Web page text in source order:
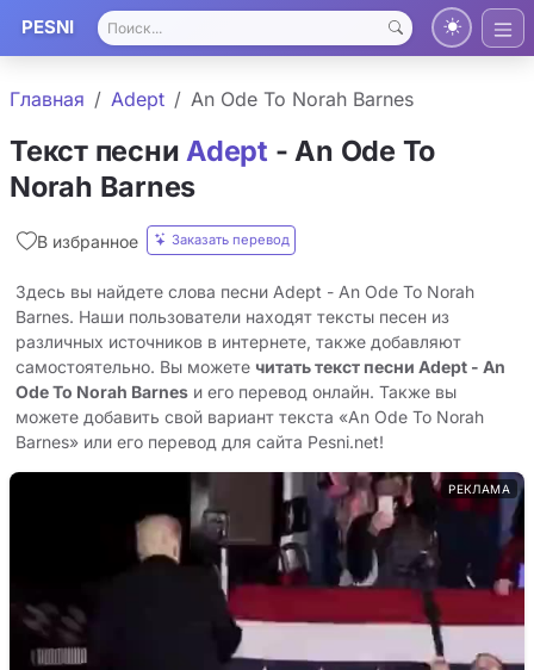
PESNI
Главная Adept An Ode To Norah Barnes
Текст песни Adept - An Ode To
Norah Barnes
В избранное Заказать перевод
Здесь вы найдете слова песни Adept - An Ode To Norah
Barnes. Наши пользователи находят тексты песен из
различных источников в интернете, также добавляют
самостоятельно. Вы можете читать текст песни Adept - An
Ode To Norah Barnes и его перевод онлайн. Также вы
можете добавить свой вариант текста «An Ode To Norah
Barnes» или его перевод для сайта Pesni.net!
РЕКЛАМА